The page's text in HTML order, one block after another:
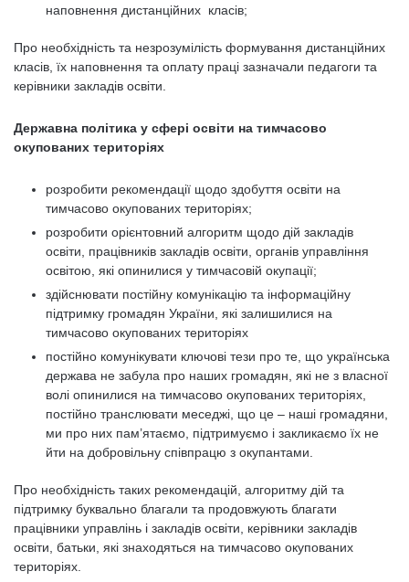
наповнення дистанційних класів;
Про необхідність та незрозумілість формування дистанційних
класів, їх наповнення та оплату праці зазначали педагоги та
керівники закладів освіти.
Державна політика у сфері освіти на тимчасово
окупованих територіях
розробити рекомендації щодо здобуття освіти на
тимчасово окупованих територіях;
розробити орієнтовний алгоритм щодо дій закладів
освіти, працівників закладів освіти, органів управління
освітою, які опинилися у тимчасовій окупації;
здійснювати постійну комунікацію та інформаційну
підтримку громадян України, які залишилися на
тимчасово окупованих територіях
постійно комунікувати ключові тези про те, що українська
держава не забула про наших громадян, які не з власної
волі опинилися на тимчасово окупованих територіях,
постійно транслювати меседжі, що це – наші громадяни,
ми про них пам’ятаємо, підтримуємо і закликаємо їх не
йти на добровільну співпрацю з окупантами.
Про необхідність таких рекомендацій, алгоритму дій та
підтримку буквально благали та продовжують благати
працівники управлінь і закладів освіти, керівники закладів
освіти, батьки, які знаходяться на тимчасово окупованих
територіях.